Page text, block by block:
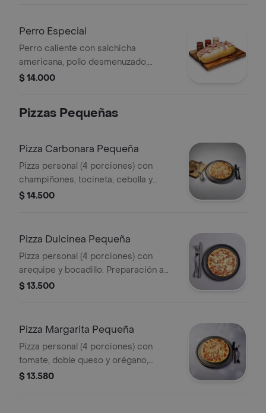
Perro Especial
Perro caliente con salchicha
americana, pollo desmenuzado,
jamón, tocineta, ripio, queso y salsas
$ 14.000
Pizzas Pequeñas
Pizza Carbonara Pequeña
Pizza personal (4 porciones) con
champiñones, tocineta, cebolla y
orégano, preparación a elegir.
$ 14.500
Pizza Dulcinea Pequeña
Pizza personal (4 porciones) con
arequipe y bocadillo. Preparación a
elegir.
$ 13.500
Pizza Margarita Pequeña
Pizza personal (4 porciones) con
tomate, doble queso y orégano,
preparación a elegir.
$ 13.580